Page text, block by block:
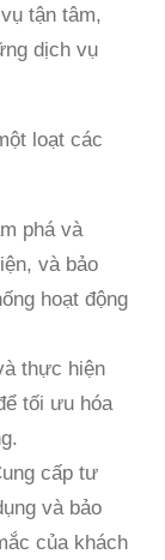
tận tâm,
dịch vụ
loạt các
phá và
và bảo
hoạt động
thực hiện
tối ưu hóa
cấp tư
và bảo
của khách